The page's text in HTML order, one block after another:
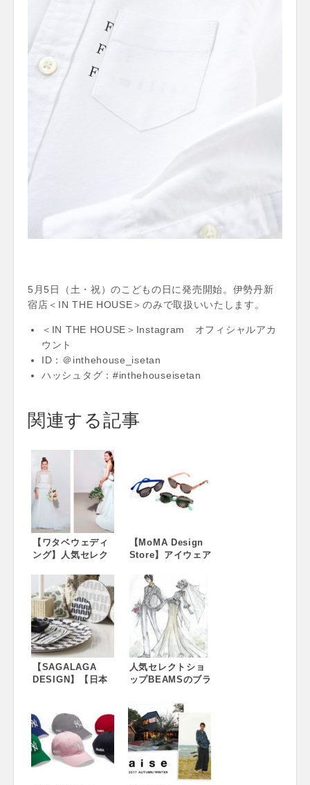
5月5日（土・祝）のこどもの日に発売開始。伊勢丹新
宿店＜IN THE HOUSE＞のみで取扱いいたします。
＜IN THE HOUSE＞Instagram オフィシャルアカ
ウント
ID：＠inthehouse_isetan
ハッシュタグ：#inthehouseisetan
関連する記事
【ワタベウェディ
ング】人気セレク
のライセンスブラ
ンド「BEAMS
DESIGN」監修 ワ
タベウェディング
新婚礼衣裳ブラン
ド「BEAMS
DESIGN」2018年
夏登場 ～タキシー
ド7月28日（土）、
り販売開始～
【MoMA Design
Store】アイウェア
のコラボサングラ
スを発売
【SAGALAGA
DESIGN】【日本
フスタイル雑貨
SAGALAGA
DESIGN(サガラガ
デザイン)がインテ
リアライフスタイ
人気セレクトショ
ップBEAMSのブラ
DESIGN」監修 婚
礼衣裳ブランド
「BEAMS
DESIGN」ワタベ
ウェディングから
デビュー タキシー
ド＆ウェディング